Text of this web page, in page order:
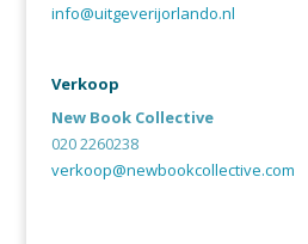
info@uitgeverijorlando.nl
Verkoop
New Book Collective
020 2260238
verkoop@newbookcollective.com